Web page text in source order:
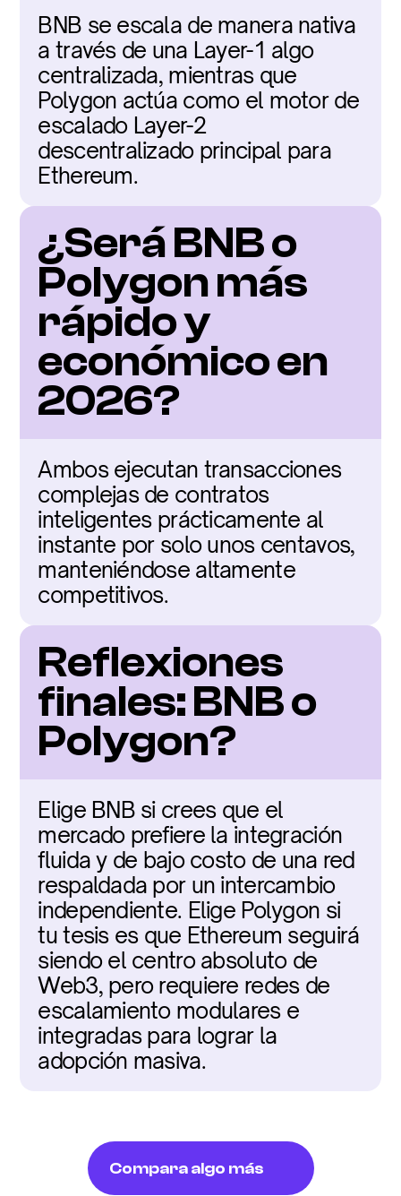
BNB se escala de manera nativa
a través de una Layer-1 algo
centralizada, mientras que
Polygon actúa como el motor de
escalado Layer-2
descentralizado principal para
Ethereum.
¿Será BNB o
Polygon más
rápido y
económico en
2026?
Ambos ejecutan transacciones
complejas de contratos
inteligentes prácticamente al
instante por solo unos centavos,
manteniéndose altamente
competitivos.
Reflexiones
finales: BNB o
Polygon?
Elige BNB si crees que el
mercado prefiere la integración
fluida y de bajo costo de una red
respaldada por un intercambio
independiente. Elige Polygon si
tu tesis es que Ethereum seguirá
siendo el centro absoluto de
Web3, pero requiere redes de
escalamiento modulares e
integradas para lograr la
adopción masiva.
Compara algo más